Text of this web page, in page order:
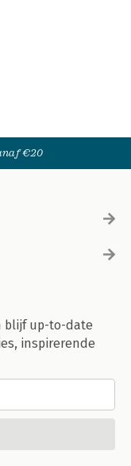
€20
blijf up-to-date
inspirerende